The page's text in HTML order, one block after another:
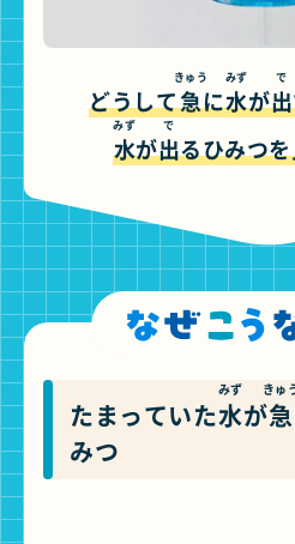
どうして急
きゅう
に水
みず
が出
で
水
みず
が出
で
るひみつを
たまっていた水
みず
が急
きゅ
みつ